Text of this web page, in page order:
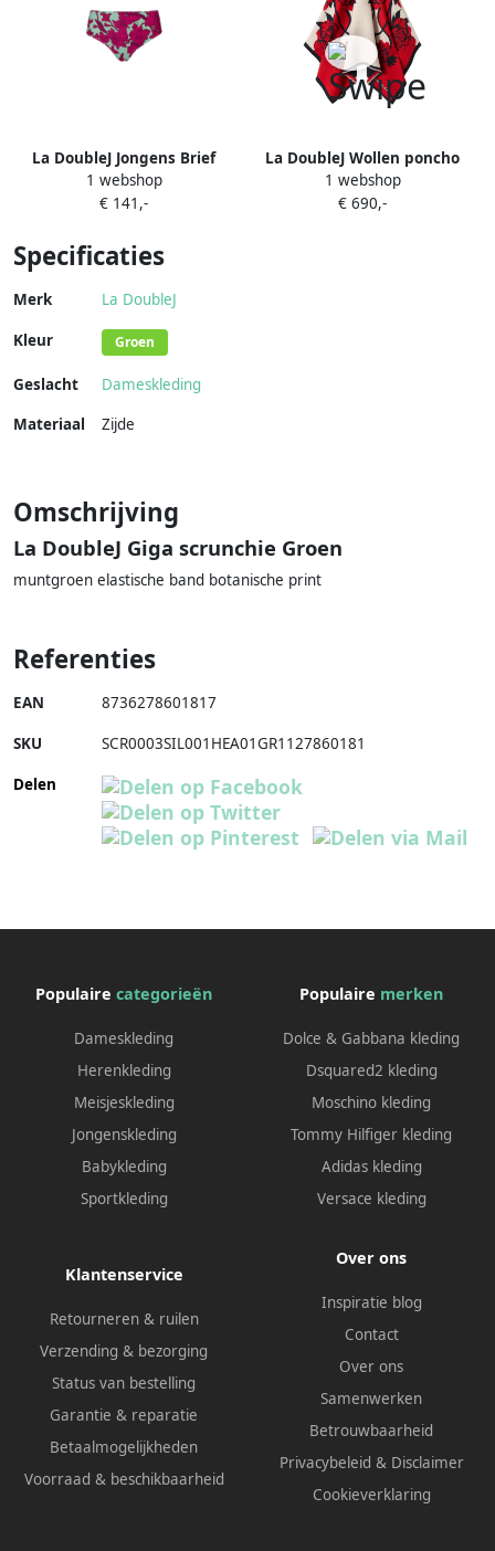
La DoubleJ Jongens Brief
Multicolor Dames
1 webshop
€ 141,-
La DoubleJ Wollen poncho
met bloemenprint Rood
1 webshop
€ 690,-
Specificaties
Merk La DoubleJ
Kleur Groen
Geslacht
Dameskleding
Materiaal
Zijde
Omschrijving
La DoubleJ Giga scrunchie Groen
muntgroen elastische band botanische print
Referenties
EAN 8736278601817
SKU SCR0003SIL001HEA01GR1127860181
Delen
Populaire categorieën
Dameskleding
Herenkleding
Meisjeskleding
Jongenskleding
Babykleding
Sportkleding
Populaire merken
Dolce & Gabbana kleding
Dsquared2 kleding
Moschino kleding
Tommy Hilfiger kleding
Adidas kleding
Versace kleding
Klantenservice
Retourneren & ruilen
Verzending & bezorging
Status van bestelling
Garantie & reparatie
Betaalmogelijkheden
Voorraad & beschikbaarheid
Over ons
Inspiratie blog
Contact
Over ons
Samenwerken
Betrouwbaarheid
Privacybeleid & Disclaimer
Cookieverklaring